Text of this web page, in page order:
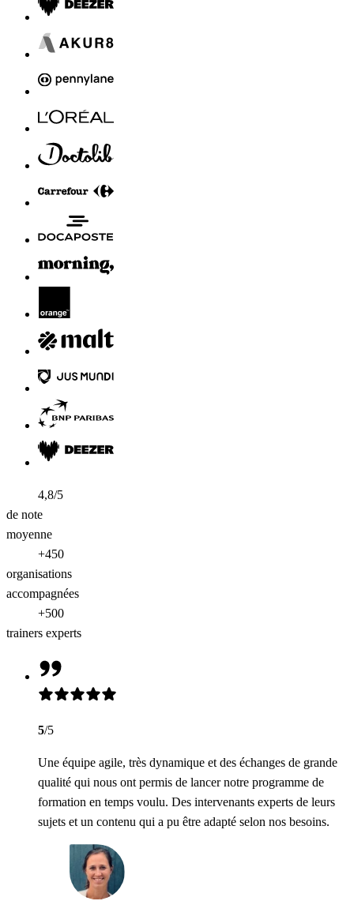
4,8/5
de note
moyenne
+450
organisations
accompagnées
+500
trainers experts
5/5
Une équipe agile, très dynamique et des échanges de grande
qualité qui nous ont permis de lancer notre programme de
formation en temps voulu. Des intervenants experts de leurs
sujets et un contenu qui a pu être adapté selon nos besoins.